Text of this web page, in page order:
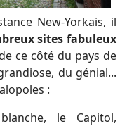
New-Yorkais, il
sites fabuleux
ce côté du pays de
du génial...
:
le Capitol,